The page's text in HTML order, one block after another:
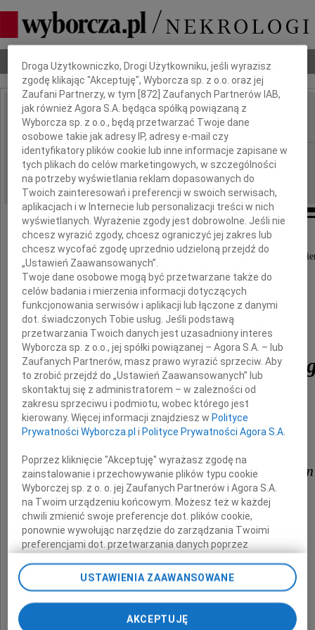
Nekrologi Odeszli Poradnik pogrzebowy
IMIĘ I NAZWISKO: Leszek Ceremużyński
REGION: cała Polska
DATA EMISJI: 30.11.2009
Z wielkim smutkiem przyjąłem wiadomość o
prof. dr. hab.
Leszka
Wybitnego kardiologa
Rodzinie i Współpracownikom
składam
wyrazy głębokiego współczucia
Jacek Kozłowski
Dbamy o Twoją prywatność
Droga Użytkowniczko, Drogi Użytkowniku, jeśli wyrazisz
zgodę klikając "Akceptuję", Wyborcza sp. z o.o. oraz jej
Zaufani Partnerzy, w tym [872 ] Zaufanych Partnerów IAB,
jak również Agora S.A. będąca spółką powiązaną z
Wyborcza sp. z o.o., będą przetwarzać Twoje dane
osobowe takie jak adresy IP, adresy e-mail czy
identyfikatory plików cookie lub inne informacje zapisane w
tych plikach do celów marketingowych, w szczególności
na potrzeby wyświetlania reklam dopasowanych do
Twoich zainteresowań i preferencji w swoich serwisach,
aplikacjach i w Internecie lub personalizacji treści w nich
wyświetlanych. Wyrażenie zgody jest dobrowolne. Jeśli nie
chcesz wyrazić zgody, chcesz ograniczyć jej zakres lub
chcesz wycofać zgodę uprzednio udzieloną przejdź do
„Ustawień Zaawansowanych”.
Twoje dane osobowe mogą być przetwarzane także do
celów badania i mierzenia informacji dotyczących
funkcjonowania serwisów i aplikacji lub łączone z danymi
dot. świadczonych Tobie usług. Jeśli podstawą
przetwarzania Twoich danych jest uzasadniony interes
Wyborcza sp. z o.o., jej spółki powiązanej – Agora S.A. – lub
Zaufanych Partnerów, masz prawo wyrazić sprzeciw. Aby
to zrobić przejdź do „Ustawień Zaawansowanych” lub
skontaktuj się z administratorem – w zależności od
zakresu sprzeciwu i podmiotu, wobec którego jest
kierowany. Więcej informacji znajdziesz w Polityce
Prywatności Wyborcza.pl i Polityce Prywatności Agora S.A.
Poprzez kliknięcie "Akceptuję" wyrażasz zgodę na
zainstalowanie i przechowywanie plików typu cookie
Wyborczej sp. z o. o. jej Zaufanych Partnerów i Agora S.A.
na Twoim urządzeniu końcowym. Możesz też w każdej
chwili zmienić swoje preferencje dot. plików cookie,
ponownie wywołując narzędzie do zarządzania Twoimi
preferencjami dot. przetwarzania danych poprzez
przechodząc do sekcji „Ustawienia zaawansowane”.
Zmiana ustawień plików cookie możliwa jest także za
pomocą ustawień przeglądarki.
USTAWIENIA ZAAWANSOWANE
AKCEPTUJĘ